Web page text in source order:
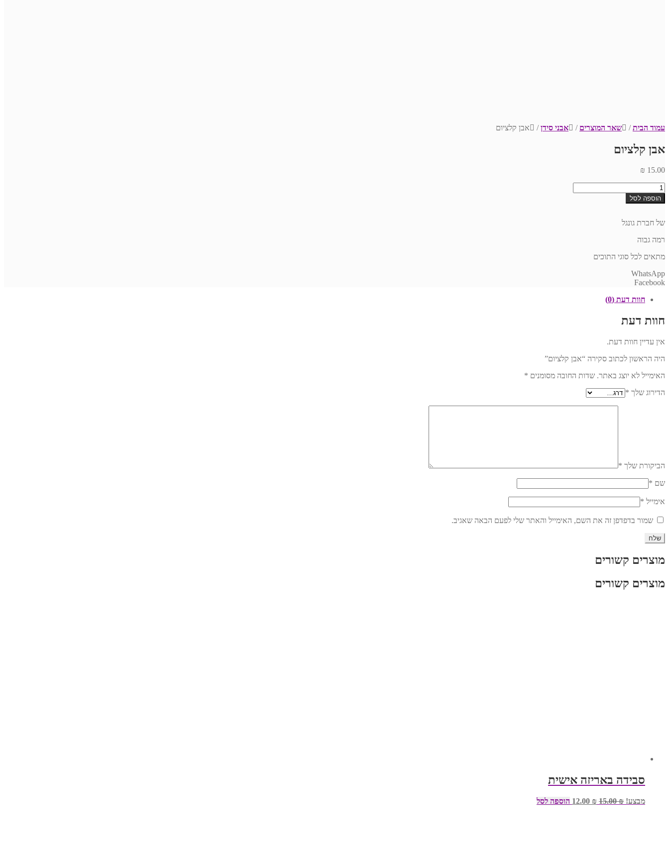
עמוד הבית/ שאר המוצרים / אבני סידן/ אבן קלציום
אבן קלציום
₪ 15.00
כמות
של
אבן
הוספה לסל
של חברת גונגל
רמה גבוה
מתאים לכל סוגי התוכים
WhatsApp
Facebook
חוות דעת (0)
חוות דעת
אין עדיין חוות דעת.
היה הראשון לכתוב סקירה “אבן קלציום”
האימייל לא יוצג באתר. שדות החובה מסומנים *
הדירוג שלך *
הביקורת שלך *
שם *
אימייל *
שמור בדפדפן זה את השם, האימייל והאתר שלי לפעם הבאה שאגיב.
מוצרים קשורים
מוצרים קשורים
סבידה באריזה אישית
מבצע! ₪
15.00
המחיר
₪
המחיר
הוספה לסל